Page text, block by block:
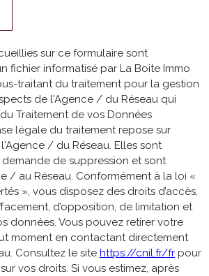
sur ce formulaire sont
fichier informatisé par La Boite Immo
traitant du traitement pour la gestion
de l'Agence / du Réseau qui
Traitement de vos Données
légale du traitement repose sur
/ du Réseau. Elles sont
de suppression et sont
/ au Réseau. Conformément à la loi «
», vous disposez des droits d’accès,
d’opposition, de limitation et
données. Vous pouvez retirer votre
moment en contactant directement
Consultez le site https://cnil.fr/fr pour
vos droits. Si vous estimez, après